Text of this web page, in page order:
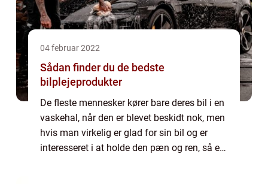
04 februar 2022
Sådan finder du de bedste
bilplejeprodukter
De fleste mennesker kører bare deres bil i en
vaskehal, når den er blevet beskidt nok, men
hvis man virkelig er glad for sin bil og er
interesseret i at holde den pæn og ren, så er